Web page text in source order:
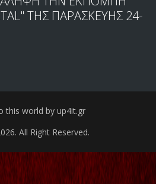
ΤΗΣ ΠΑΡΑΣΚΕΥΗΣ 24-
this world by up4it.gr
All Right Reserved.